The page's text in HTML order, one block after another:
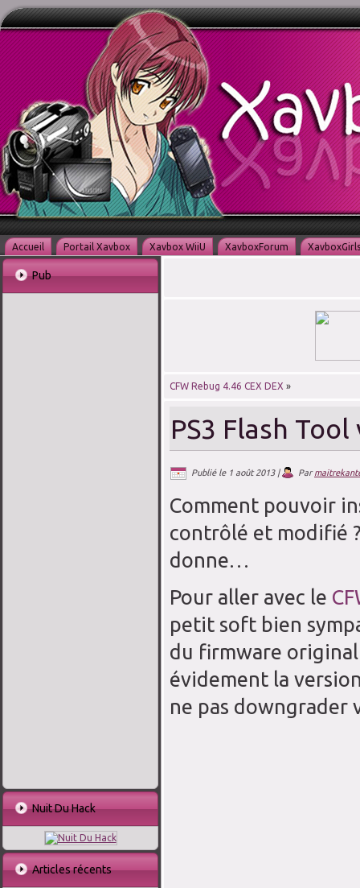
Accueil Portail Xavbox Xavbox WiiU XavboxForum XavboxGirls
Pub
Nuit Du Hack
Articles récents
CFW Rebug 4.46 CEX DEX »
PS3 Flash Tool
Publié le 1 août 2013| Par
Comment pouvoir
contrôlé et modifié
donne…
Pour aller avec le
petit soft bien
du firmware original
évidement la
ne pas downgrader